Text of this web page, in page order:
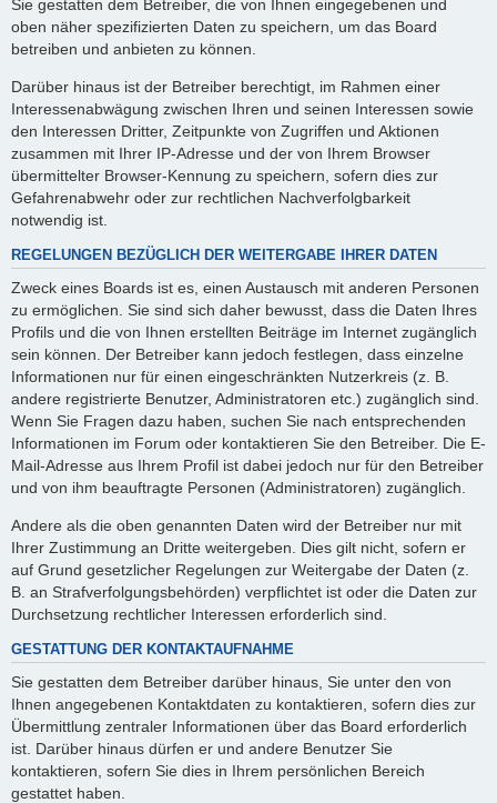
Sie gestatten dem Betreiber, die von Ihnen eingegebenen und
oben näher spezifizierten Daten zu speichern, um das Board
betreiben und anbieten zu können.
Darüber hinaus ist der Betreiber berechtigt, im Rahmen einer
Interessenabwägung zwischen Ihren und seinen Interessen sowie
den Interessen Dritter, Zeitpunkte von Zugriffen und Aktionen
zusammen mit Ihrer IP-Adresse und der von Ihrem Browser
übermittelter Browser-Kennung zu speichern, sofern dies zur
Gefahrenabwehr oder zur rechtlichen Nachverfolgbarkeit
notwendig ist.
REGELUNGEN BEZÜGLICH DER WEITERGABE IHRER DATEN
Zweck eines Boards ist es, einen Austausch mit anderen Personen
zu ermöglichen. Sie sind sich daher bewusst, dass die Daten Ihres
Profils und die von Ihnen erstellten Beiträge im Internet zugänglich
sein können. Der Betreiber kann jedoch festlegen, dass einzelne
Informationen nur für einen eingeschränkten Nutzerkreis (z. B.
andere registrierte Benutzer, Administratoren etc.) zugänglich sind.
Wenn Sie Fragen dazu haben, suchen Sie nach entsprechenden
Informationen im Forum oder kontaktieren Sie den Betreiber. Die E-
Mail-Adresse aus Ihrem Profil ist dabei jedoch nur für den Betreiber
und von ihm beauftragte Personen (Administratoren) zugänglich.
Andere als die oben genannten Daten wird der Betreiber nur mit
Ihrer Zustimmung an Dritte weitergeben. Dies gilt nicht, sofern er
auf Grund gesetzlicher Regelungen zur Weitergabe der Daten (z.
B. an Strafverfolgungsbehörden) verpflichtet ist oder die Daten zur
Durchsetzung rechtlicher Interessen erforderlich sind.
GESTATTUNG DER KONTAKTAUFNAHME
Sie gestatten dem Betreiber darüber hinaus, Sie unter den von
Ihnen angegebenen Kontaktdaten zu kontaktieren, sofern dies zur
Übermittlung zentraler Informationen über das Board erforderlich
ist. Darüber hinaus dürfen er und andere Benutzer Sie
kontaktieren, sofern Sie dies in Ihrem persönlichen Bereich
gestattet haben.